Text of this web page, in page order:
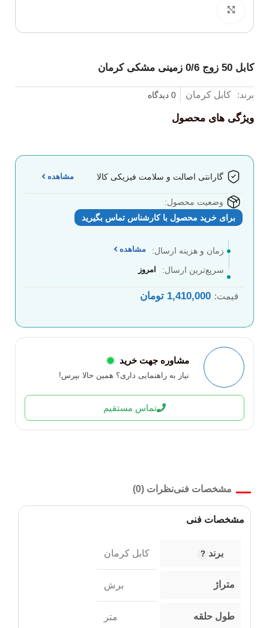
کابل 50 زوج 0/6 زمینی مشکی کرمان
برند: کابل کرمان 0 دیدگاه
ویژگی های محصول
گارانتی اصالت و سلامت فیزیکی کالا مشاهده
وضعیت محصول:
برای خرید محصول با کارشناس تماس بگیرید
زمان و هزینه ارسال: مشاهده
سریع‌ترین ارسال: امروز
قیمت: 1,410,000 تومان
مشاوره جهت خرید
نیاز به راهنمایی داری؟ همین حالا بپرس!
تماس مستقیم
مشخصات فنینظرات (0)
مشخصات فنی
برند کابل کرمان
متراژ برش
طول حلقه متر